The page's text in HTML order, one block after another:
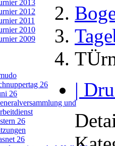
2013
2012
2011
2010
2009
26
26
und
26
26
|